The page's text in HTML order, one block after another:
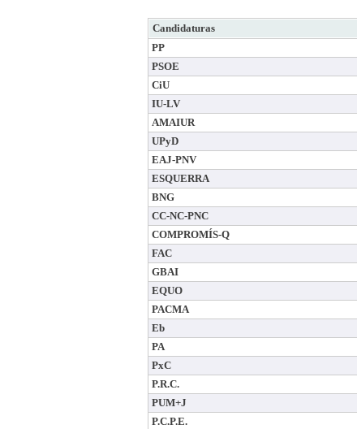
Candidaturas
PP
PSOE
CiU
IU-LV
AMAIUR
UPyD
EAJ-PNV
ESQUERRA
BNG
CC-NC-PNC
COMPROMÍS-Q
FAC
GBAI
EQUO
PACMA
Eb
PA
PxC
P.R.C.
PUM+J
P.C.P.E.